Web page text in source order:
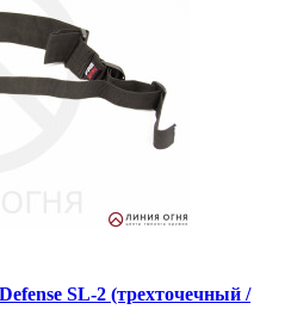
SL-2 (трехточечный /